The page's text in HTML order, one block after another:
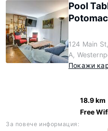
Pool
124 Main
A,
Покажи
18.9 km
Free
За повече информация: